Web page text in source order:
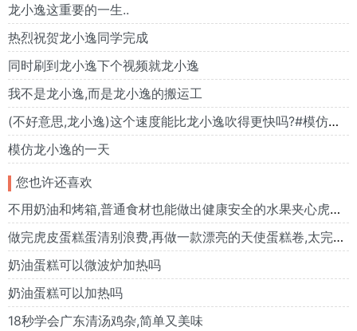
龙小逸这重要的一生..
热烈祝贺龙小逸同学完成
同时刷到龙小逸下个视频就龙小逸
我不是龙小逸,而是龙小逸的搬运工
(不好意思,龙小逸)这个速度能比龙小逸吹得更快吗?#模仿龙小逸
模仿龙小逸的一天
您也许还喜欢
不用奶油和烤箱,普通食材也能做出健康安全的水果夹心虎皮蛋糕。
做完虎皮蛋糕蛋清别浪费,再做一款漂亮的天使蛋糕卷,太完美了!
奶油蛋糕可以微波炉加热吗
奶油蛋糕可以加热吗
18秒学会广东清汤鸡杂,简单又美味